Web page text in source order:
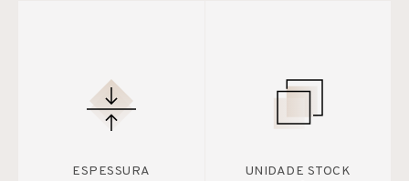
ESPESSURA
UNIDADE STOCK